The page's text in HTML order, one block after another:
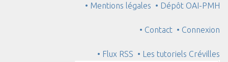
• Mentions légales • Dépôt OAI-PMH
• Contact • Connexion
• Flux RSS • Les tutoriels Crévilles